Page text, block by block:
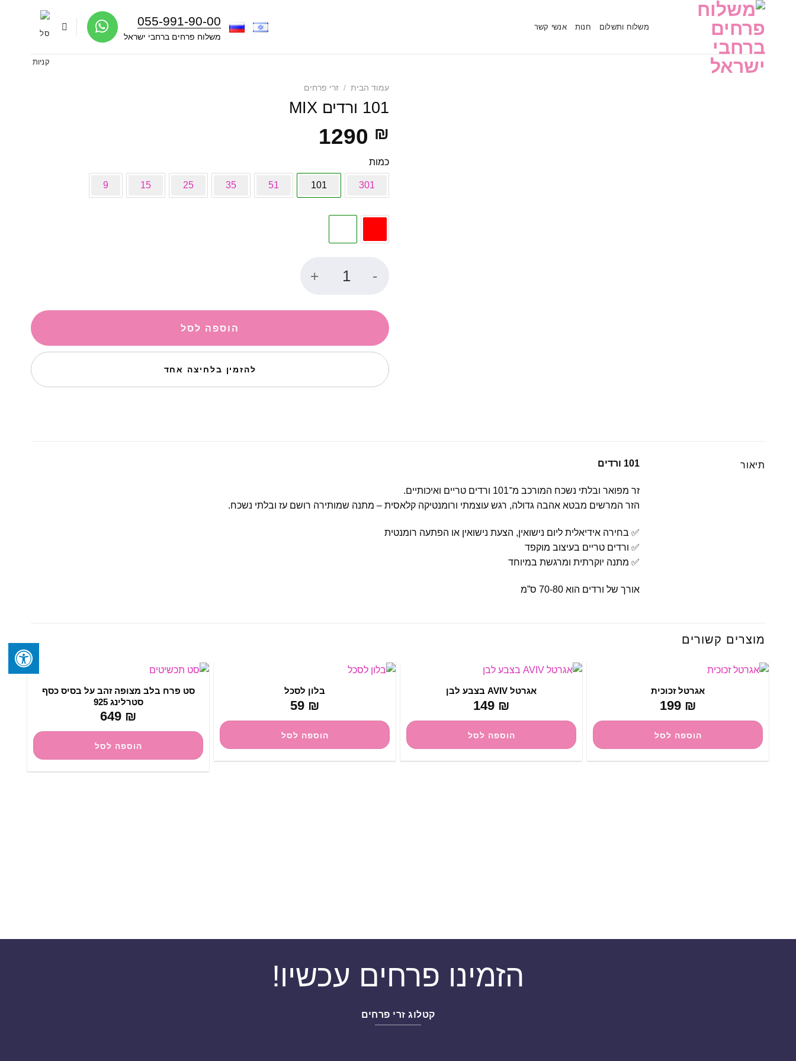
משלוח ותשלום חנות אנשי קשר 055-991-90-00
משלוח פרחים ברחבי ישראל
עמוד הבית / זרי פרחים
101 ורדים MIX
1290 ₪
כמות
9 15 25 35 51 101 301
כמות של 101 ורדים MIX
הוספה לסל
להזמין בלחיצה אחד
תיאור 101 ורדים
זר מפואר ובלתי נשכח המורכב מ־101 ורדים טריים ואיכותיים.
הזר המרשים מבטא אהבה גדולה, רגש עוצמתי ורומנטיקה קלאסית – מתנה שמותירה רושם עז ובלתי נשכח.
✅ בחירה אידיאלית ליום נישואין, הצעת נישואין או הפתעה רומנטית
✅ ורדים טריים בעיצוב מוקפד
✅ מתנה יוקרתית ומרגשת במיוחד
אורך של ורדים הוא 70-80 ס”מ
מוצרים קשורים
אגרטל זכוכית
199 ₪
הוספה לסל
אגרטל AVIV בצבע לבן
149 ₪
הוספה לסל
בלון לסכל
59 ₪
הוספה לסל
סט פרח בלב מצופה זהב על בסיס כסף
סטרלינג 925
649 ₪
הוספה לסל
הזמינו פרחים עכשיו!
קטלוג זרי פרחים